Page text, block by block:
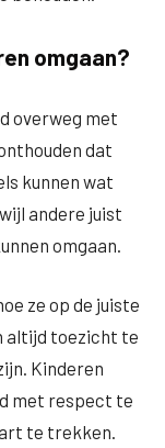
omgaan?
overweg met
dat
kunnen wat
andere juist
omgaan.
ze op de juiste
altijd toezicht te
Kinderen
met respect te
te trekken.